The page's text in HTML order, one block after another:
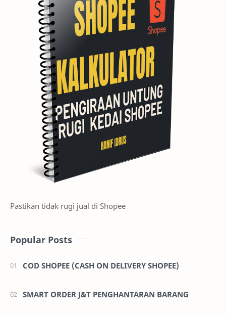
Pastikan tidak rugi jual di Shopee
Popular Posts
COD SHOPEE (CASH ON DELIVERY SHOPEE)
SMART ORDER J&T PENGHANTARAN BARANG